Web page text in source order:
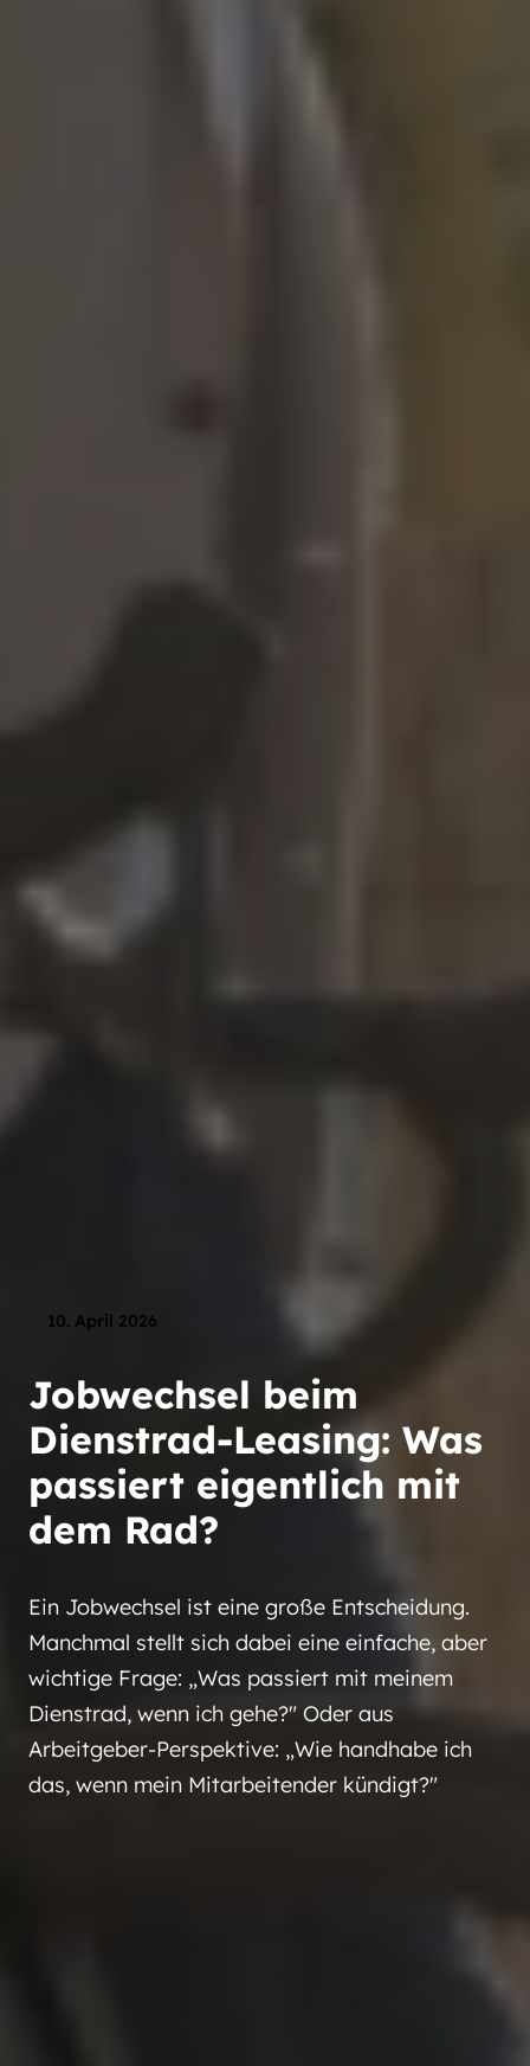
10. April 2026
Jobwechsel beim
Dienstrad-Leasing: Was
passiert eigentlich mit
dem Rad?
Ein Jobwechsel ist eine große Entscheidung.
Manchmal stellt sich dabei eine einfache, aber
wichtige Frage: „Was passiert mit meinem
Dienstrad, wenn ich gehe?" Oder aus
Arbeitgeber-Perspektive: „Wie handhabe ich
das, wenn mein Mitarbeitender kündigt?"